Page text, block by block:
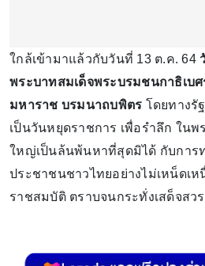
ใกล้เข้ามาแล้วกับวันที่ 13 ต.ค. 64
พระบาทสมเด็จพระบรมชนกาธิเบ
มหาราช บรมนาถบพิตร โดยทางรั
เป็นวันหยุดราชการ เพื่อรำลึก ใน
ใหญ่เป็นล้นพ้นหาที่สุดมิได้ กับการ
ประชาชนชาวไทยอย่างไม่เหน็ดเห
ราชสมบัติ ตราบจนกระทั่งเสด็จสว